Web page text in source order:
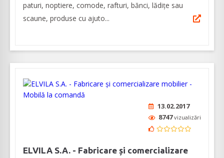
paturi, noptiere, comode, rafturi, bănci, lădițe sau
scaune, produse cu ajuto...
13.02.2017
8747vizualizări
ELVILA S.A. - Fabricare și comercializare